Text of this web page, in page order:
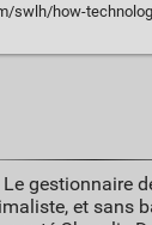
peoples-minds-from-a-magician-
Le gestionnaire
et sans